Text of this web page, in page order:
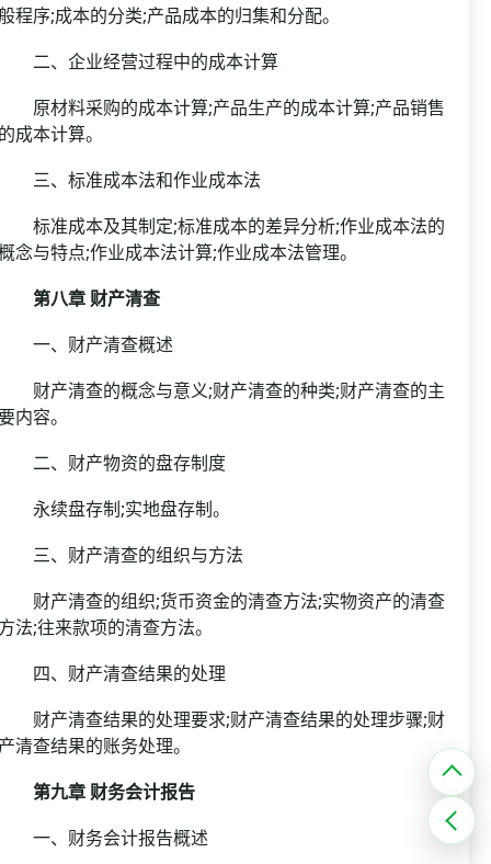
程序;成本的分类;产品成本的归集和分配。
、企业经营过程中的成本计算
材料采购的成本计算;产品生产的成本计算;产品销售
成本计算。
、标准成本法和作业成本法
准成本及其制定;标准成本的差异分析;作业成本法的
念与特点;作业成本法计算;作业成本法管理。
八章 财产清查
、财产清查概述
产清查的概念与意义;财产清查的种类;财产清查的主
内容。
、财产物资的盘存制度
续盘存制;实地盘存制。
、财产清查的组织与方法
产清查的组织;货币资金的清查方法;实物资产的清查
法;往来款项的清查方法。
、财产清查结果的处理
产清查结果的处理要求;财产清查结果的处理步骤;财
清查结果的账务处理。
九章 财务会计报告
、财务会计报告概述